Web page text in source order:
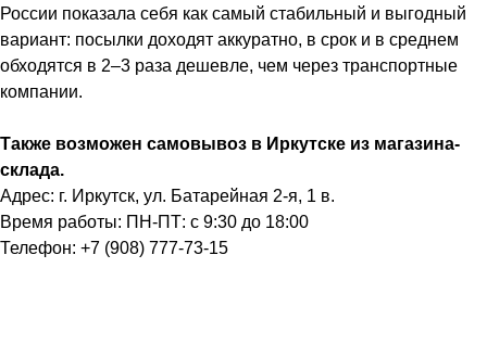
России показала себя как самый стабильный и выгодный
вариант: посылки доходят аккуратно, в срок и в среднем
обходятся в 2–3 раза дешевле, чем через транспортные
компании.
Также возможен самовывоз в Иркутске из магазина-
склада.
Адрес: г. Иркутск, ул. Батарейная 2-я, 1 в.
Время работы: ПН-ПТ: с 9:30 до 18:00
Телефон: +7 (908) 777-73-15